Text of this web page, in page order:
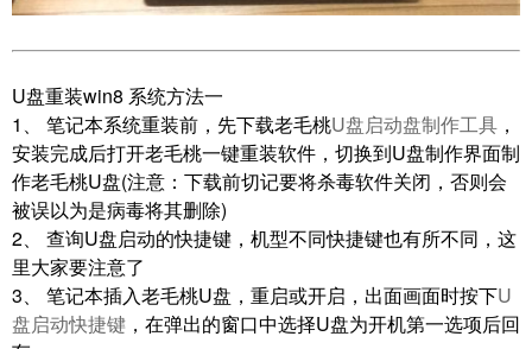
U盘重装win8 系统方法一
1、 笔记本系统重装前，先下载老毛桃U盘启动盘制作工具 ，
安装完成后打开老毛桃一键重装软件，切换到U盘制作界面制
作老毛桃U盘(注意：下载前切记要将杀毒软件关闭，否则会
被误以为是病毒将其删除)
2、 查询U盘启动的快捷键，机型不同快捷键也有所不同，这
里大家要注意了
3、 笔记本插入老毛桃U盘，重启或开启，出面画面时按下U
盘启动快捷键 ，在弹出的窗口中选择U盘为开机第一选项后回